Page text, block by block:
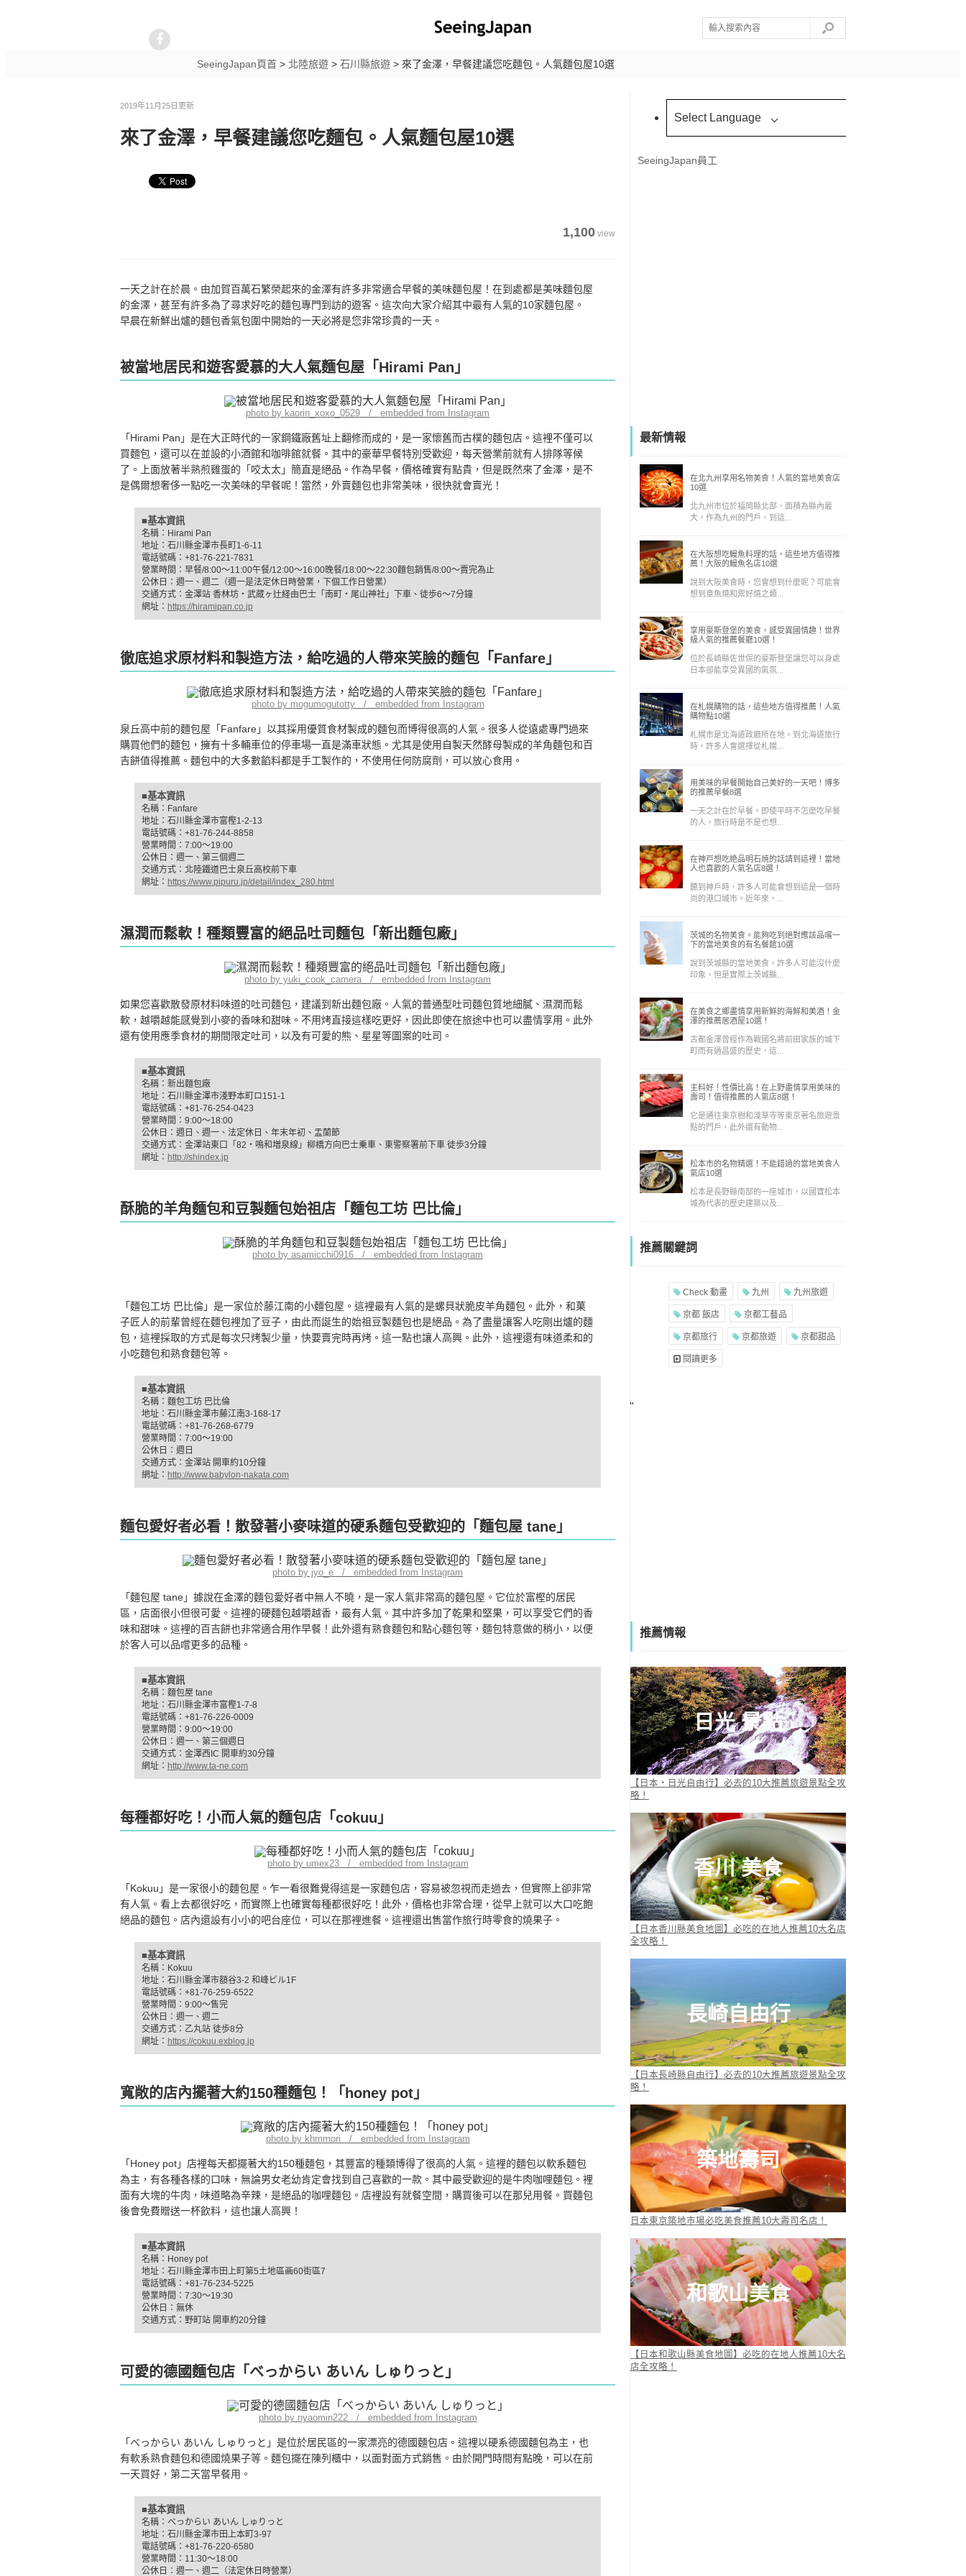
SeeingJapan頁首> 北陸旅遊> 石川縣旅遊> 來了金澤，早餐建議您吃麵包。人氣麵包屋10選
2019年11月25日更新
來了金澤，早餐建議您吃麵包。人氣麵包屋10選
1,100 view
一天之計在於晨。由加賀百萬石繁榮起來的金澤有許多非常適合早餐的美味麵包屋！在到處都是美味麵包屋
的金澤，甚至有許多為了尋求好吃的麵包專門到訪的遊客。這次向大家介紹其中最有人氣的10家麵包屋。
早晨在新鮮出爐的麵包香氣包圍中開始的一天必將是您非常珍貴的一天。
被當地居民和遊客愛慕的大人氣麵包屋「Hirami Pan」
photo by kaorin_xoxo_0529 / embedded from Instagram
「Hirami Pan」是在大正時代的一家鋼鐵廠舊址上翻修而成的，是一家懷舊而古樸的麵包店。這裡不僅可以
買麵包，還可以在並設的小酒館和咖啡館就餐。其中的豪華早餐特別受歡迎，每天營業前就有人排隊等候
了。上面放著半熟煎雞蛋的「咬太太」簡直是絕品。作為早餐，價格確實有點貴，但是既然來了金澤，是不
是偶爾想奢侈一點吃一次美味的早餐呢！當然，外賣麵包也非常美味，很快就會賣光！
■基本資訊
名稱：Hirami Pan
地址：石川縣金澤市長町1-6-11
電話號碼：+81-76-221-7831
營業時間：早餐/8:00～11:00午餐/12:00～16:00晚餐/18:00～22:30麵包銷售/8:00～賣完為止
公休日：週一、週二（週一是法定休日時營業，下個工作日營業）
交通方式：金澤站 香林坊・武蔵ヶ辻経由巴士「南町・尾山神社」下車、徒歩6～7分鐘
網址： https://hiramipan.co.jp
徹底追求原材料和製造方法，給吃過的人帶來笑臉的麵包「Fanfare」
photo by mogumogutotty / embedded from Instagram
泉丘高中前的麵包屋「Fanfare」以其採用優質食材製成的麵包而博得很高的人氣。很多人從遠處專門過來
購買他們的麵包，擁有十多輛車位的停車場一直是滿車狀態。尤其是使用自製天然酵母製成的羊角麵包和百
吉餅值得推薦。麵包中的大多數餡料都是手工製作的，不使用任何防腐劑，可以放心食用。
■基本資訊
名稱：Fanfare
地址：石川縣金澤市富樫1-2-13
電話號碼：+81-76-244-8858
營業時間：7:00～19:00
公休日：週一、第三個週二
交通方式：北陸鐵道巴士泉丘高校前下車
網址： https://www.pipuru.jp/detail/index_280.html
濕潤而鬆軟！種類豐富的絕品吐司麵包「新出麵包廠」
photo by yuki_cook_camera / embedded from Instagram
如果您喜歡散發原材料味道的吐司麵包，建議到新出麵包廠。人氣的普通型吐司麵包質地細膩、濕潤而鬆
軟，越嚼越能感覺到小麥的香味和甜味。不用烤直接這樣吃更好，因此即使在旅途中也可以盡情享用。此外
還有使用應季食材的期間限定吐司，以及有可愛的熊、星星等圖案的吐司。
■基本資訊
名稱：新出麵包廠
地址：石川縣金澤市淺野本町ロ151-1
電話號碼：+81-76-254-0423
營業時間：9:00～18:00
公休日：週日、週一、法定休日、年末年初、盂蘭節
交通方式：金澤站東口「82・鳴和増泉線」柳橋方向巴士乗車、東警察署前下車 徒歩3分鐘
網址： http://shindex.jp
酥脆的羊角麵包和豆製麵包始祖店「麵包工坊 巴比倫」
photo by asamicchi0916 / embedded from Instagram
「麵包工坊 巴比倫」是一家位於藤江南的小麵包屋。這裡最有人氣的是螺貝狀脆皮羊角麵包。此外，和菓
子匠人的前輩曾經在麵包裡加了豆子，由此而誕生的始祖豆製麵包也是絕品。為了盡量讓客人吃剛出爐的麵
包，這裡採取的方式是每次只烤製少量，快要賣完時再烤。這一點也讓人高興。此外，這裡還有味道柔和的
小吃麵包和熟食麵包等。
■基本資訊
名稱：麵包工坊 巴比倫
地址：石川縣金澤市藤江南3-168-17
電話號碼：+81-76-268-6779
營業時間：7:00〜19:00
公休日：週日
交通方式：金澤站 開車約10分鐘
網址： http://www.babylon-nakata.com
麵包愛好者必看！散發著小麥味道的硬系麵包受歡迎的「麵包屋 tane」
photo by jyo_e / embedded from Instagram
「麵包屋 tane」據說在金澤的麵包愛好者中無人不曉，是一家人氣非常高的麵包屋。它位於富樫的居民
區，店面很小但很可愛。這裡的硬麵包越嚼越香，最有人氣。其中許多加了乾果和堅果，可以享受它們的香
味和甜味。這裡的百吉餅也非常適合用作早餐！此外還有熟食麵包和點心麵包等，麵包特意做的稍小，以便
於客人可以品嚐更多的品種。
■基本資訊
名稱：麵包屋 tane
地址：石川縣金澤市富樫1-7-8
電話號碼：+81-76-226-0009
營業時間：9:00〜19:00
公休日：週一、第三個週日
交通方式：金澤西IC 開車約30分鐘
網址： http://www.ta-ne.com
每種都好吃！小而人氣的麵包店「cokuu」
photo by umex23 / embedded from Instagram
「Kokuu」是一家很小的麵包屋。乍一看很難覺得這是一家麵包店，容易被忽視而走過去，但實際上卻非常
有人氣。看上去都很好吃，而實際上也確實每種都很好吃！此外，價格也非常合理，從早上就可以大口吃飽
絕品的麵包。店內還設有小小的吧台座位，可以在那裡進餐。這裡還出售當作旅行時零食的燒果子。
■基本資訊
名稱：Kokuu
地址：石川縣金澤市額谷3-2 和峰ビル1F
電話號碼：+81-76-259-6522
營業時間：9:00～售完
公休日：週一、週二
交通方式：乙丸站 徒歩8分
網址： https://cokuu.exblog.jp
寬敞的店內擺著大約150種麵包！「honey pot」
photo by khmmori / embedded from Instagram
「Honey pot」店裡每天都擺著大約150種麵包，其豐富的種類博得了很高的人氣。這裡的麵包以軟系麵包
為主，有各種各樣的口味，無論男女老幼肯定會找到自己喜歡的一款。其中最受歡迎的是牛肉咖哩麵包。裡
面有大塊的牛肉，味道略為辛辣，是絕品的咖哩麵包。店裡設有就餐空間，購買後可以在那兒用餐。買麵包
後會免費贈送一杯飲料，這也讓人高興！
■基本資訊
名稱：Honey pot
地址：石川縣金澤市田上町第5土地區画60街區7
電話號碼：+81-76-234-5225
營業時間：7:30〜19:30
公休日：無休
交通方式：野町站 開車約20分鐘
可愛的德國麵包店「べっからい あいん しゅりっと」
photo by nyaomin222 / embedded from Instagram
「べっからい あいん しゅりっと」是位於居民區的一家漂亮的德國麵包店。這裡以硬系德國麵包為主，也
有軟系熟食麵包和德國燒果子等。麵包擺在陳列櫃中，以面對面方式銷售。由於開門時間有點晚，可以在前
一天買好，第二天當早餐用。
■基本資訊
名稱：べっからい あいん しゅりっと
地址：石川縣金澤市田上本町3-97
電話號碼：+81-76-220-6580
營業時間：11:30〜18:00
公休日：週一、週二（法定休日時營業）
Select Language
SeeingJapan員工
最新情報
在北九州享用名物美食！人氣的當地美食店
10選
北九州市位於福岡縣北部，面積為縣內最
大。作為九州的門戶，到這...
在大阪想吃鰻魚料理的話，這些地方值得推
薦！大阪的鰻魚名店10選
說到大阪美食時，您會想到什麼呢？可能會
想到章魚燒和禦好燒之類...
享用豪斯登堡的美食，感受異國情趣！世界
級人氣的推薦餐廳10選！
位於長崎縣佐世保的豪斯登堡讓您可以身處
日本卻能享受異國的氣氛...
在札幌購物的話，這些地方值得推薦！人氣
購物點10選
札幌市是北海道政廳所在地。到北海道旅行
時，許多人會選擇從札幌...
用美味的早餐開始自己美好的一天吧！博多
的推薦早餐8選
一天之計在於早餐。即使平時不怎麼吃早餐
的人，旅行時是不是也想...
在神戸想吃絶品明石焼的話請到這裡！當地
人也喜歡的人氣名店8選！
聽到神戶時，許多人可能會想到這是一個時
尚的港口城市。近年來，...
茨城的名物美食。能夠吃到絕對應該品嚐一
下的當地美食的有名餐館10選
說到茨城縣的當地美食，許多人可能沒什麼
印象，但是實際上茨城縣...
在美食之鄉盡情享用新鮮的海鮮和美酒！金
澤的推薦居酒屋10選！
古都金澤曾經作為戰國名將前田家族的城下
町而有過昌盛的歷史，這...
主料好！性價比高！在上野盡情享用美味的
壽司！值得推薦的人氣店8選！
它是通往東京樹和淺草寺等東京著名旅遊景
點的門戶，此外還有動物...
松本市的名物精選！不能錯過的當地美食人
氣店10選
松本是長野縣南部的一座城市，以國寶松本
城為代表的歷史建築以及...
推薦關鍵詞
Check 動畫 九州 九州旅遊
京都 飯店 京都工藝品
京都旅行 京都旅遊 京都甜品
閱讀更多
"
推薦情報
日光 景點
【日本・日光自由行】必去的10大推薦旅遊景點全攻
略！
香川 美食
【日本香川縣美食地圖】必吃的在地人推薦10大名店
全攻略！
長崎自由行
【日本長崎縣自由行】必去的10大推薦旅遊景點全攻
略！
築地壽司
日本東京築地市場必吃美食推薦10大壽司名店！
和歌山美食
【日本和歌山縣美食地圖】必吃的在地人推薦10大名
店全攻略！